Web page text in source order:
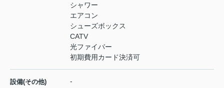
シャワー
エアコン
シューズボックス
CATV
光ファイバー
初期費用カード決済可
設備(その他) -